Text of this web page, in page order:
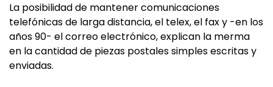
La posibilidad de mantener comunicaciones
telefónicas de larga distancia, el telex, el fax y -en los
años 90- el correo electrónico, explican la merma
en la cantidad de piezas postales simples escritas y
enviadas.